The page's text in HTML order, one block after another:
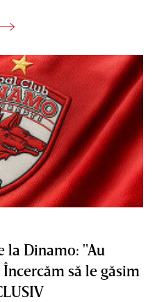
la Dinamo: "Au
să le găsim